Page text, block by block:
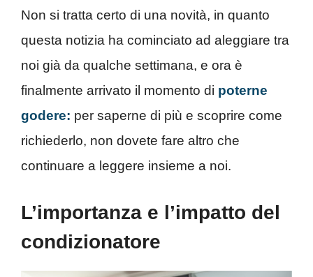
Non si tratta certo di una novità, in quanto
questa notizia ha cominciato ad aleggiare tra
noi già da qualche settimana, e ora è
finalmente arrivato il momento di poterne
godere: per saperne di più e scoprire come
richiederlo, non dovete fare altro che
continuare a leggere insieme a noi.
L’importanza e l’impatto del
condizionatore